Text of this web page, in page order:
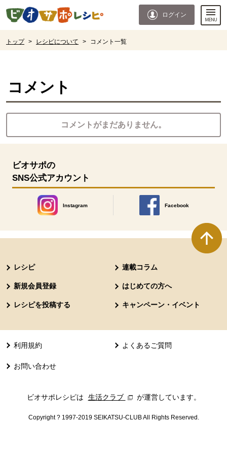
ページの先頭です。
ログイン
トップ > レシピについて > コメント一覧
コメント
コメントがまだありません。
ビオサポの
SNS公式アカウント
Instagram
別のウィンドウで開きます。
Facebook
別のウィンドウで開きます
レシピ 連載コラム
新規会員登録 はじめての方へ
レシピを投稿する キャンペーン・イベント
利用規約 よくあるご質問
お問い合わせ
ビオサポレシピは 生活クラブ 別のウィンドウで開きます。
が運営しています。
Copyright ? 1997-2019 SEIKATSU-CLUB All Rights Reserved.